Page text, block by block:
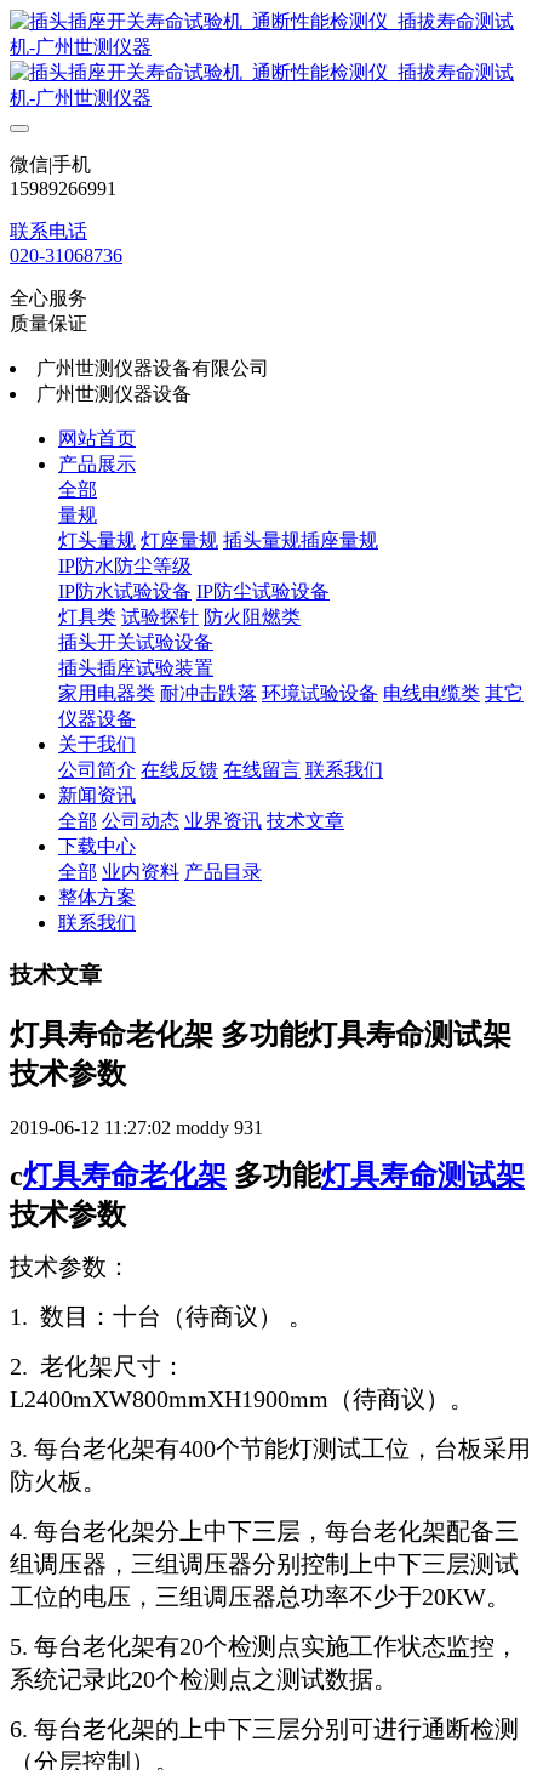
微信|手机
15989266991
联系电话
020-31068736
全心服务
质量保证
广州世测仪器设备有限公司
广州世测仪器设备
网站首页
产品展示
全部
量规
灯头量规 灯座量规 插头量规插座量规
IP防水防尘等级
IP防水试验设备 IP防尘试验设备
灯具类 试验探针 防火阻燃类
插头开关试验设备
插头插座试验装置
家用电器类 耐冲击跌落 环境试验设备 电线电缆类 其它
仪器设备
关于我们
公司简介 在线反馈 在线留言 联系我们
新闻资讯
全部 公司动态 业界资讯 技术文章
下载中心
全部 业内资料 产品目录
整体方案
联系我们
技术文章
灯具寿命老化架 多功能灯具寿命测试架
技术参数
2019-06-12 11:27:02 moddy 931
c灯具寿命老化架 多功能灯具寿命测试架
技术参数
技术参数：
1. 数目：十台（待商议） 。
2. 老化架尺寸：
L2400mXW800mmXH1900mm（待商议）。
3. 每台老化架有400个节能灯测试工位，台板采用
防火板。
4. 每台老化架分上中下三层，每台老化架配备三
组调压器，三组调压器分别控制上中下三层测试
工位的电压，三组调压器总功率不少于20KW。
5. 每台老化架有20个检测点实施工作状态监控，
系统记录此20个检测点之测试数据。
6. 每台老化架的上中下三层分别可进行通断检测
（分层控制）。